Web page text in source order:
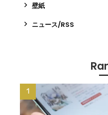
壁紙
ニュース/RSS